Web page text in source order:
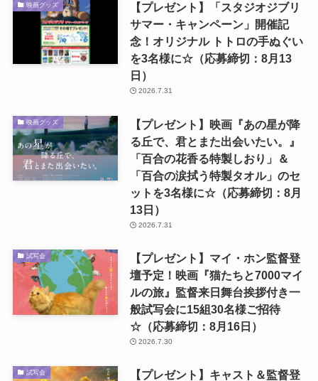
映画グッズ
【プレゼント】「スタジオジブリ
サマー・キャンペーン」開催記
念！オリジナル トトロの手ぬぐい
を3名様に☆（応募締切：8月13
日）
2026.7.31
映画グッズ
【プレゼント】映画『あの星が降
る丘で、君とまた出会いたい。』
「百合の花香る特製しおり」＆
「百合の涙拭う特製タオル」のセ
ットを3名様に☆（応募締切：8月
13日）
2026.7.31
試写会
【プレゼント】マイ・ホン監督登
壇予定！映画『猫たちと7000マイ
ルの旅』監督来日舞台挨拶付き一
般試写会に15組30名様ご招待
☆（応募締切：8月16日）
2026.7.30
試写会 【プレゼント】キャスト＆監督登